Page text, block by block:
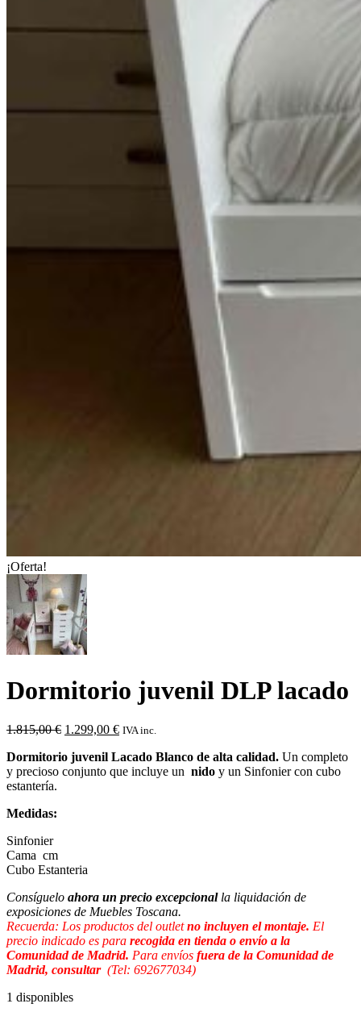
¡Oferta!
Dormitorio juvenil DLP lacado
1.815,00€ El
original
era:
1.299,00 €El
actual
es:
IVA inc.
Dormitorio juvenil Lacado Blanco de alta calidad. Un completo
y precioso conjunto que incluye un nido y un Sinfonier con cubo
estantería.
Medidas:
Sinfonier
Cama cm
Cubo Estanteria
Consíguelo ahora un precio excepcionalla liquidación de
exposiciones de Muebles Toscana.
Recuerda: Los productos del outletno incluyen el montaje. El
precio indicado es para recogida en tienda o envío a la
Comunidad de Madrid. Para envíos fuera de la Comunidad de
Madrid, consultar(Tel: 692677034)
1 disponibles